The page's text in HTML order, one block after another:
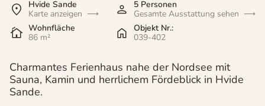
Hvide Sande
Karte anzeigen
5 Personen
Gesamte Ausstattung sehen
Wohnfläche
86 m²
Objekt Nr.:
039-402
Charmantes Ferienhaus nahe der Nordsee mit
Sauna, Kamin und herrlichem Fördeblick in Hvide
Sande.